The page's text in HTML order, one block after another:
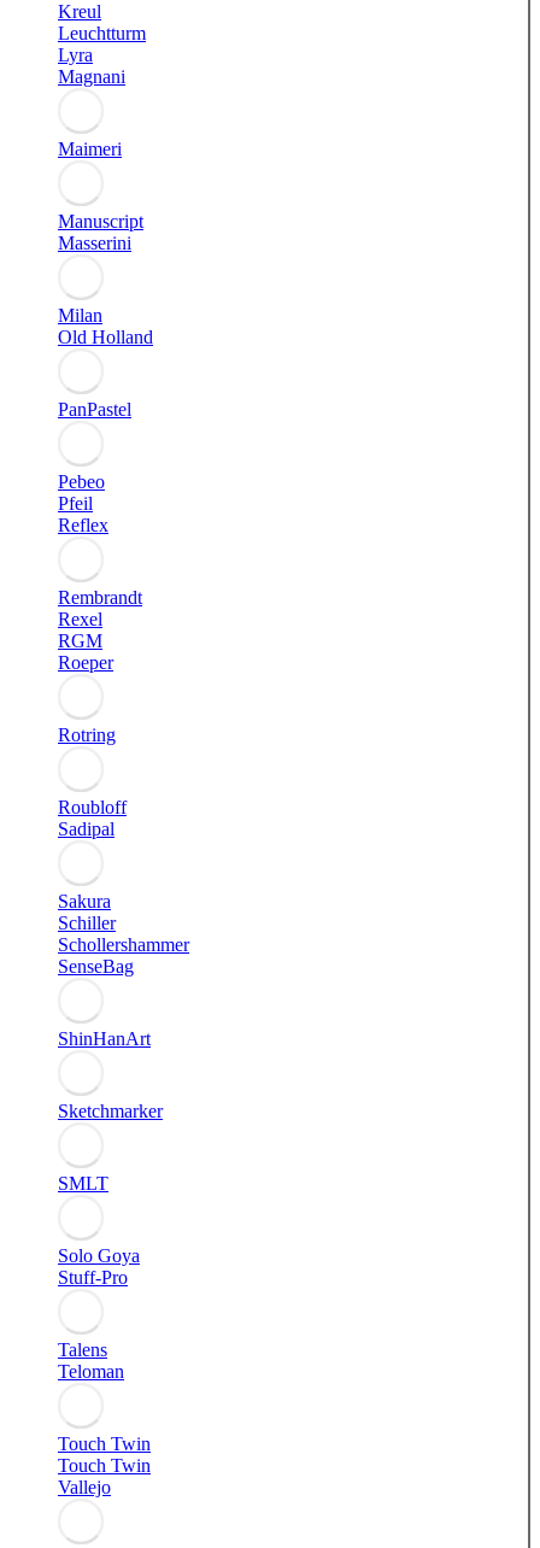
Kreul
Leuchtturm
Lyra
Magnani
Maimeri
Manuscript
Masserini
Milan
Old Holland
PanPastel
Pebeo
Pfeil
Reflex
Rembrandt
Rexel
RGM
Roeper
Rotring
Roubloff
Sadipal
Sakura
Schiller
Schollershammer
SenseBag
ShinHanArt
Sketchmarker
SMLT
Solo Goya
Stuff-Pro
Talens
Teloman
Touch Twin
Touch Twin
Vallejo